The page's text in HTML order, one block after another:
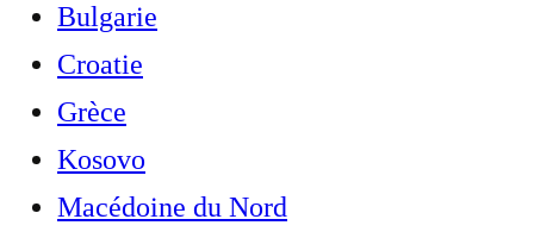
Bulgarie
Croatie
Grèce
Kosovo
Macédoine du Nord